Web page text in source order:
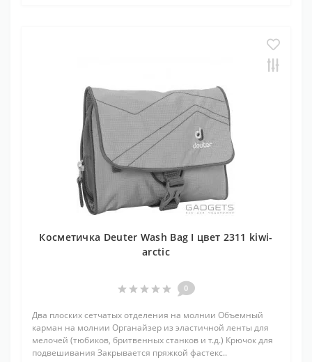
Косметичка Deuter Wash Bag I цвет 2311 kiwi-
arctic
0
Два плоских сетчатых отделения на молнии Объемный
карман на молнии Органайзер из эластичной ленты для
мелочей (тюбиков, бритвенных станков и т.д.) Крючок для
подвешивания Закрывается пряжкой фастекс..